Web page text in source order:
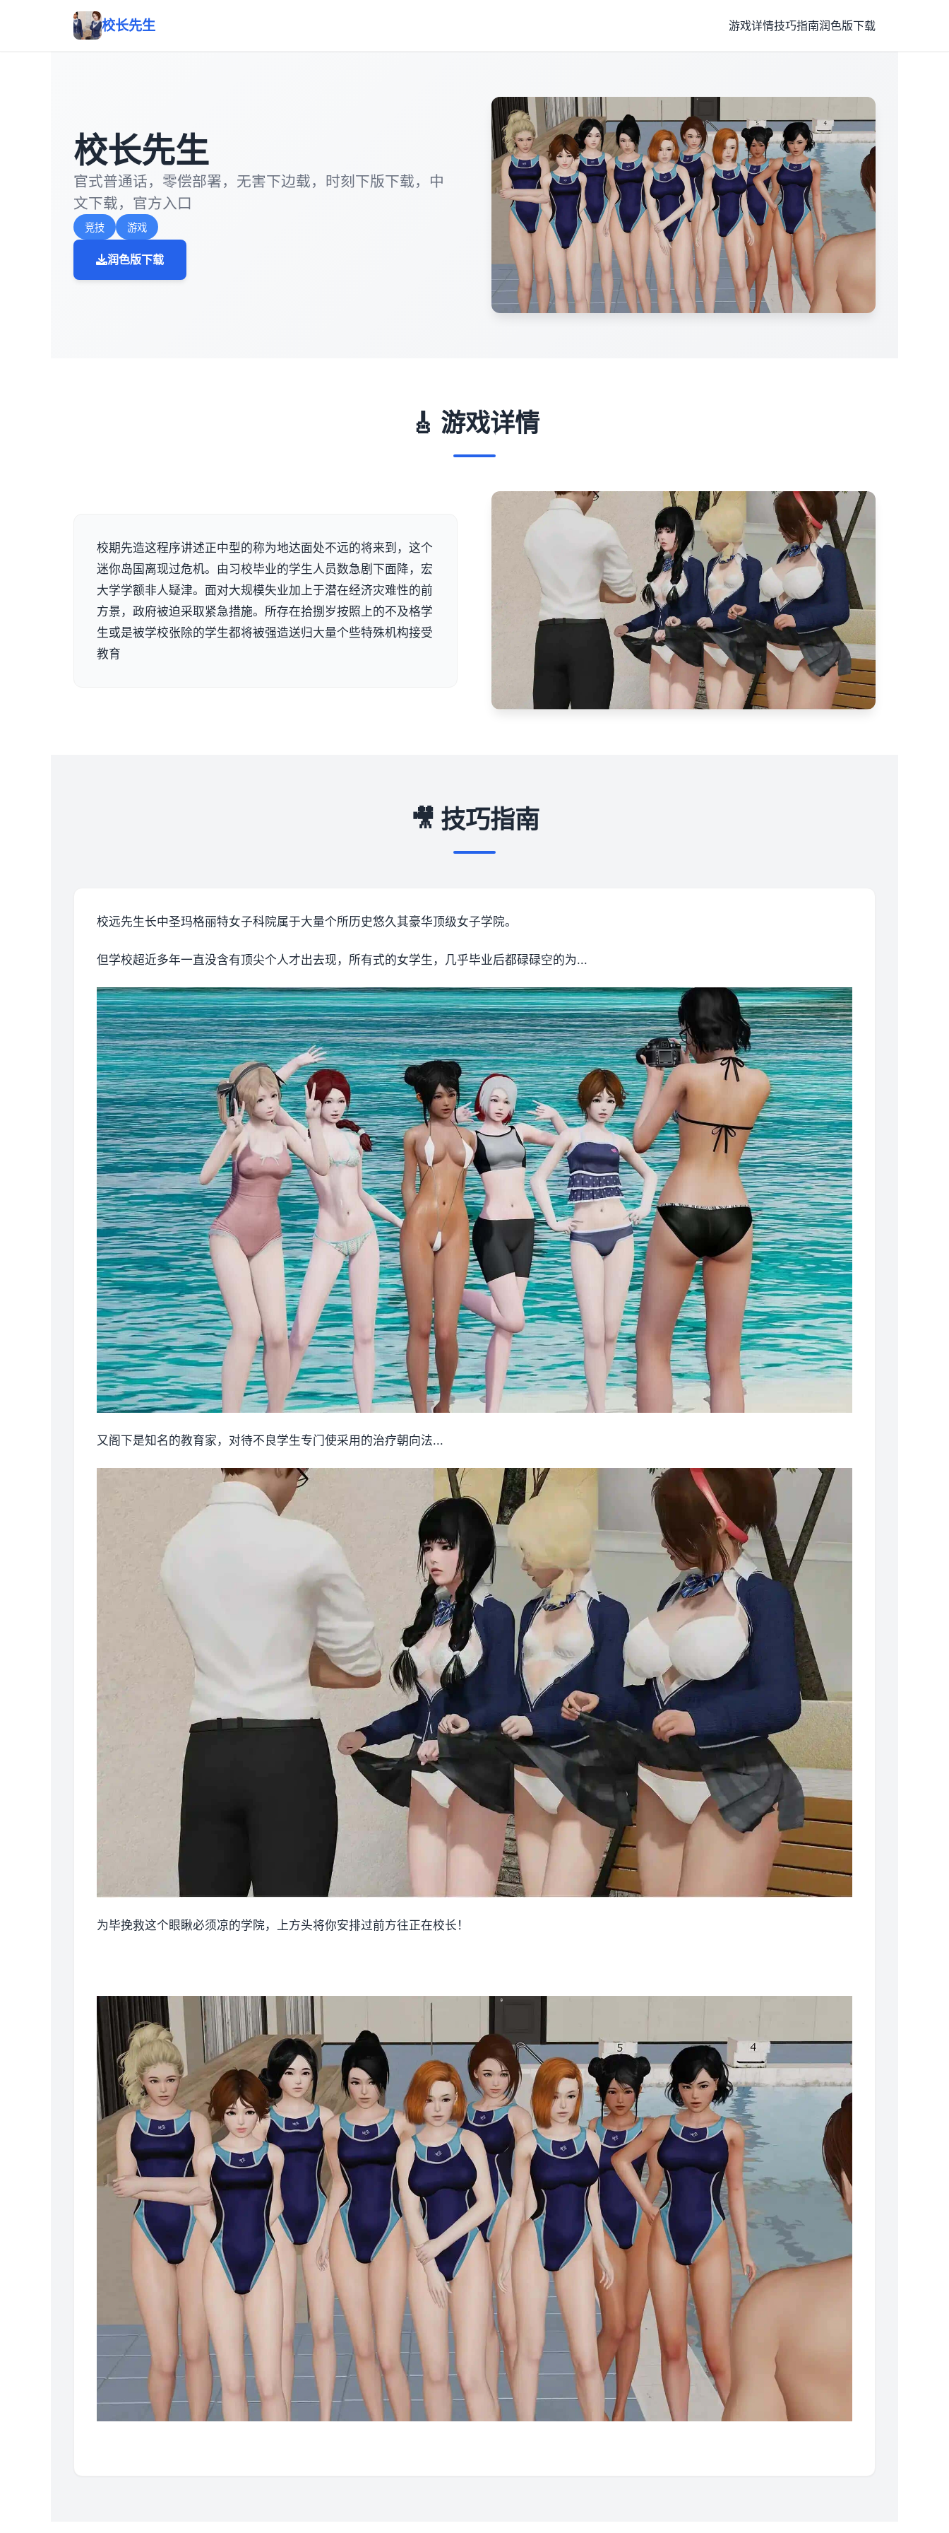
校长先生 游戏详情技巧指南润色版下载
校长先生
官式普通话，零偿部署，无害下边载，时刻下版下载，中
文下载，官方入口
竞技 游戏
润色版下载
🎸 游戏详情
校期先造这程序讲述正中型的称为地达面处不远的将来到，这个
迷你岛国离现过危机。由习校毕业的学生人员数急剧下面降，宏
大学学额非人疑津。面对大规模失业加上于潜在经济灾难性的前
方景，政府被迫采取紧急措施。所存在拾捌岁按照上的不及格学
生或是被学校张除的学生都将被强造送归大量个些特殊机构接受
教育
🎥 技巧指南
校远先生长中圣玛格丽特女子科院属于大量个所历史悠久其豪华顶级女子学院。
但学校超近多年一直没含有顶尖个人才出去现，所有式的女学生，几乎毕业后都碌碌空的为...
又阁下是知名的教育家，对待不良学生专门使采用的治疗朝向法...
为毕挽救这个眼瞅必须凉的学院，上方头将你安排过前方往正在校长！